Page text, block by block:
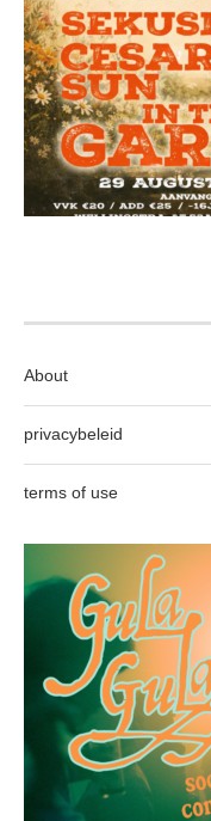
About
privacybeleid
terms of use